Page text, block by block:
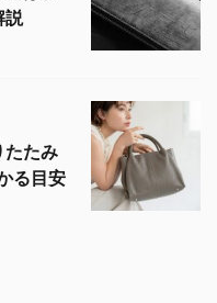
説
たたみ
る目安